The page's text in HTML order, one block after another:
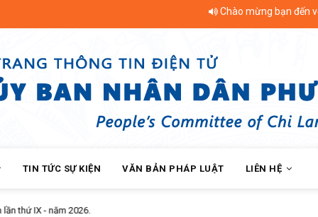
Chào mừng bạn đến với
TIN TỨC SỰ KIỆN VĂN BẢN PHÁP LUẬT LIÊN HỆ
Hội Nông dân phường Chi Lăng bàn giao nhà Mái